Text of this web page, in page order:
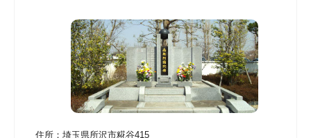
住所： 埼玉県所沢市糀谷415